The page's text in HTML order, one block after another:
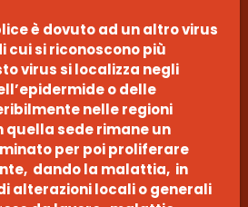
è dovuto ad un altro virus
cui si riconoscono più
virus si localizza negli
o delle
nelle regioni
sede rimane un
per poi proliferare
dando la malattia, in
alterazioni locali o generali